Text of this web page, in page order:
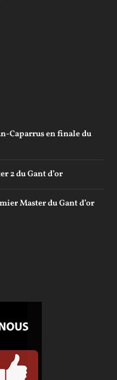
Caparrus en finale du
2 du Gant d’or
Master du Gant d’or